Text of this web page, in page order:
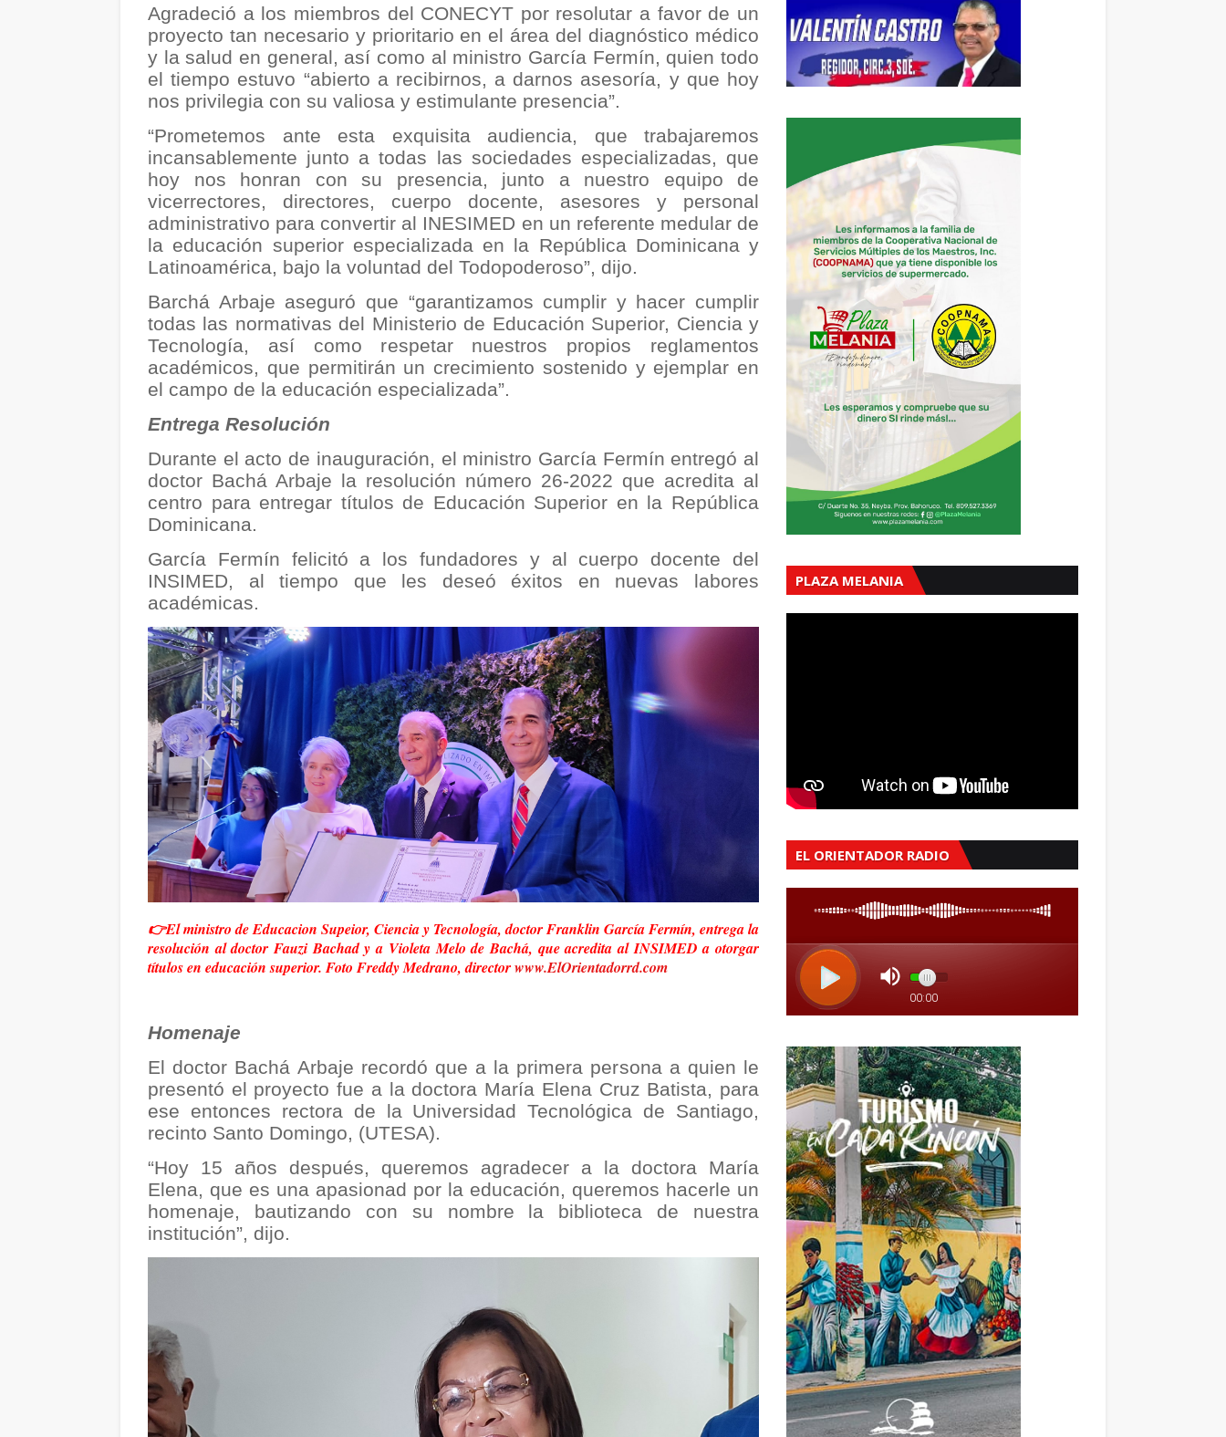
Agradeció a los miembros del CONECYT por resolutar a favor de un
proyecto tan necesario y prioritario en el área del diagnóstico médico
y la salud en general, así como al ministro García Fermín, quien todo
el tiempo estuvo “abierto a recibirnos, a darnos asesoría, y que hoy
nos privilegia con su valiosa y estimulante presencia”.
“Prometemos ante esta exquisita audiencia, que trabajaremos
incansablemente junto a todas las sociedades especializadas, que
hoy nos honran con su presencia, junto a nuestro equipo de
vicerrectores, directores, cuerpo docente, asesores y personal
administrativo para convertir al INESIMED en un referente medular de
la educación superior especializada en la República Dominicana y
Latinoamérica, bajo la voluntad del Todopoderoso”, dijo.
Barchá Arbaje aseguró que “garantizamos cumplir y hacer cumplir
todas las normativas del Ministerio de Educación Superior, Ciencia y
Tecnología, así como respetar nuestros propios reglamentos
académicos, que permitirán un crecimiento sostenido y ejemplar en
el campo de la educación especializada”.
Entrega Resolución
Durante el acto de inauguración, el ministro García Fermín entregó al
doctor Bachá Arbaje la resolución número 26-2022 que acredita al
centro para entregar títulos de Educación Superior en la República
Dominicana.
García Fermín felicitó a los fundadores y al cuerpo docente del
INSIMED, al tiempo que les deseó éxitos en nuevas labores
académicas.
👉El ministro de Educacion Supeior, Ciencia y Tecnología, doctor Franklin García Fermín, entrega la
resolución al doctor Fauzi Bachad y a Violeta Melo de Bachá, que acredita al INSIMED a otorgar
títulos en educación superior. Foto Freddy Medrano, directorwww.ElOrientadorrd.com
Homenaje
El doctor Bachá Arbaje recordó que a la primera persona a quien le
presentó el proyecto fue a la doctora María Elena Cruz Batista, para
ese entonces rectora de la Universidad Tecnológica de Santiago,
recinto Santo Domingo, (UTESA).
“Hoy 15 años después, queremos agradecer a la doctora María
Elena, que es una apasionad por la educación, queremos hacerle un
homenaje, bautizando con su nombre la biblioteca de nuestra
institución”, dijo.
PLAZA MELANIA
EL ORIENTADOR RADIO